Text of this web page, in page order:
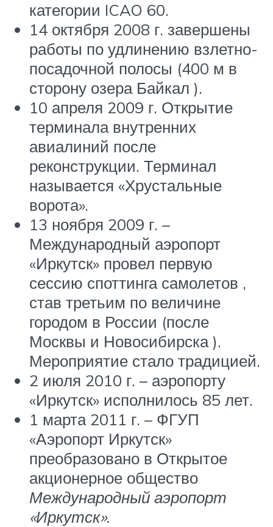
категории ICAO 60.
14 октября 2008 г. завершены
работы по удлинению взлетно-
посадочной полосы (400 м в
сторону озера Байкал ).
10 апреля 2009 г. Открытие
терминала внутренних
авиалиний после
реконструкции. Терминал
называется «Хрустальные
ворота».
13 ноября 2009 г. –
Международный аэропорт
«Иркутск» провел первую
сессию споттинга самолетов ,
став третьим по величине
городом в России (после
Москвы и Новосибирска ).
Мероприятие стало традицией.
2 июля 2010 г. – аэропорту
«Иркутск» исполнилось 85 лет.
1 марта 2011 г. – ФГУП
«Аэропорт Иркутск»
преобразовано в Открытое
акционерное общество
Международный аэропорт
«Иркутск».